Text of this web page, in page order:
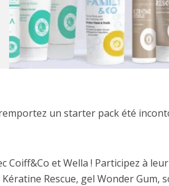
un starter pack été
Coiff&Co et Wella ! Participez à
Rescue, gel Wonder Gum,